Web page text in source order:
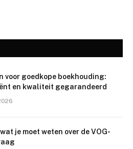
voor goedkope boekhouding:
en kwaliteit gegarandeerd
je moet weten over de VOG-